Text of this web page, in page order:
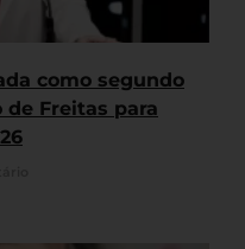
como segundo
de Freitas para